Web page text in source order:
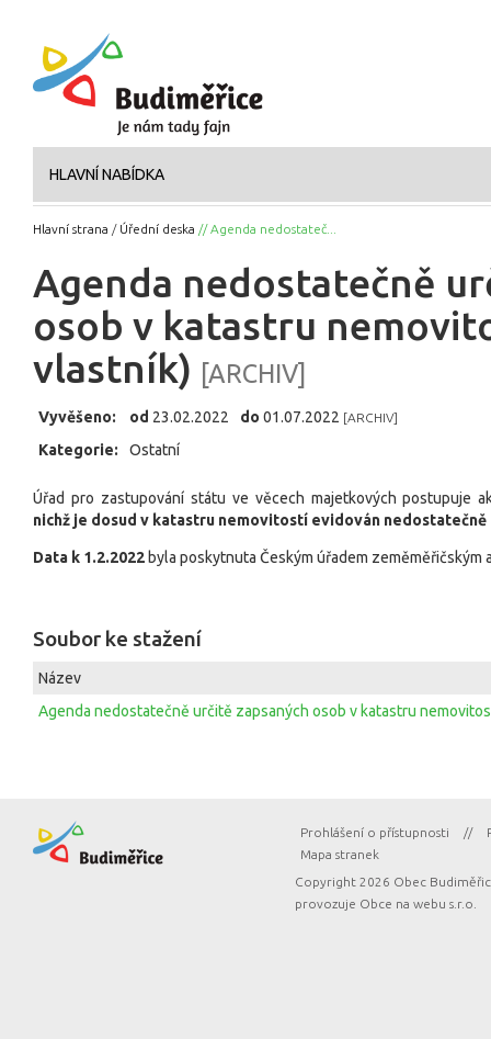
HLAVNÍ NABÍDKA
Hlavní strana / Úřední deska // Agenda nedostateč...
Agenda nedostatečně
osob v katastru
vlastník) [ARCHIV]
Vyvěšeno: od 23.02.2022 do 01.07.2022 [ARCHIV]
Kategorie: Ostatní
Úřad pro zastupování státu ve věcech majetkových postupuje
nichž je dosud v katastru nemovitostí evidován
Data k 1.2.2022 byla poskytnuta Českým úřadem zeměměřičským
Soubor ke stažení
Název
Agenda nedostatečně určitě zapsaných osob v katastru
Prohlášení o přístupnosti //
Mapa stranek
Copyright 2026 Obec
provozuje Obce na webu s.r.o.